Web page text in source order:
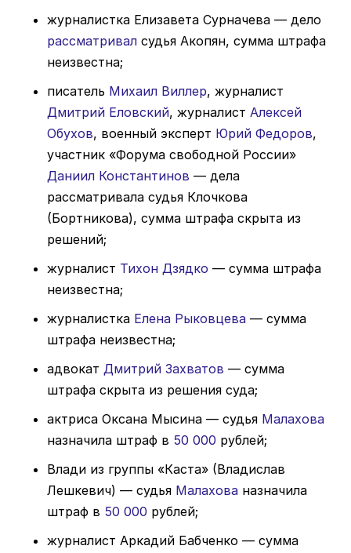
журналистка Елизавета Сурначева — дело
рассматривал судья Акопян, сумма штрафа
неизвестна;
писатель Михаил Виллер, журналист
Дмитрий Еловский, журналист Алексей
Обухов, военный эксперт Юрий Федоров,
участник «Форума свободной России»
Даниил Константинов — дела
рассматривала судья Клочкова
(Бортникова), сумма штрафа скрыта из
решений;
журналист Тихон Дзядко — сумма штрафа
неизвестна;
журналистка Елена Рыковцева — сумма
штрафа неизвестна;
адвокат Дмитрий Захватов — сумма
штрафа скрыта из решения суда;
актриса Оксана Мысина — судья Малахова
назначила штраф в 50 000 рублей;
Влади из группы «Каста» (Владислав
Лешкевич) — судья Малахова назначила
штраф в 50 000 рублей;
журналист Аркадий Бабченко — сумма